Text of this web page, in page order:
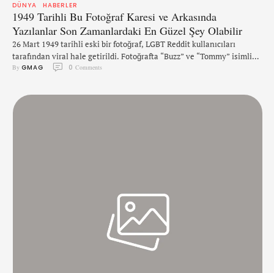
DÜNYA HABERLER
1949 Tarihli Bu Fotoğraf Karesi ve Arkasında
Yazılanlar Son Zamanlardaki En Güzel Şey Olabilir
26 Mart 1949 tarihli eski bir fotoğraf, LGBT Reddit kullanıcıları
tarafından viral hale getirildi. Fotoğrafta “Buzz” ve “Tommy” isimli
iki yakışıklı erkek bulunuyor. Fotoğraf ilk olarak 2012 yılında
fotoğraftaki genç iki erkeğin kim olduğunu veya neden beraber
olduğunu bilmiyordu. Tişörtlerinde “Dept. Of Parks Life Guard” yazan
By GMAG 0 Comments